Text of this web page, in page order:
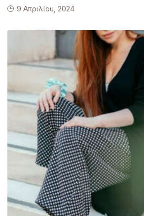
9 Απριλίου, 2024